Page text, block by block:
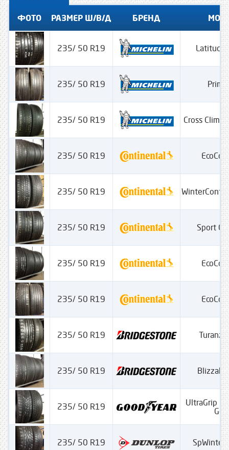
ФОТО РАЗМЕР Ш/В/Д БРЕНД
235/ 50 R19 Latitude
235/ 50 R19
235/ 50 R19 Cross
235/ 50 R19
235/ 50 R19
235/ 50 R19 Sport
235/ 50 R19
235/ 50 R19
235/ 50 R19
235/ 50 R19 Blizzak
235/ 50 R19
UltraGrip
235/ 50 R19